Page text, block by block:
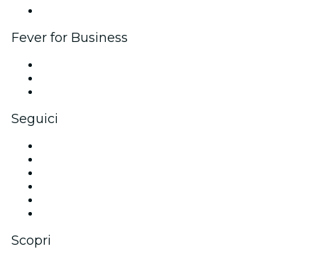
Fever for Business
Seguici
Scopri